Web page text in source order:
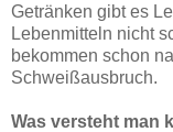
Getränken gibt es
Lebenmitteln nicht
bekommen schon
Schweißausbruch.
Was versteht man